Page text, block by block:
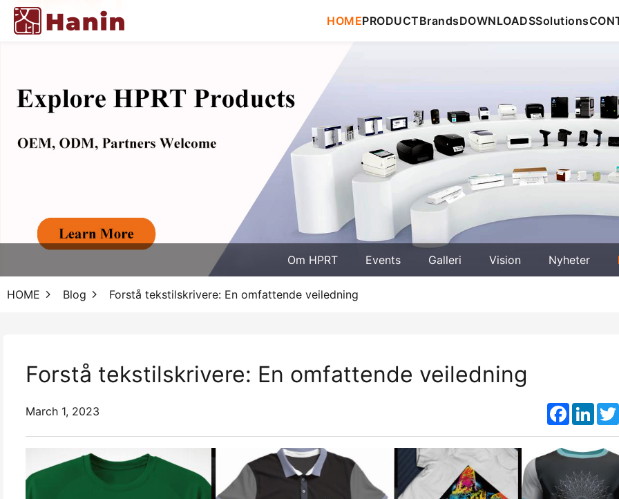
HOMEPRODUCTBrandsDOWNLOADSSolutions
Om HPRT Events Galleri Vision Nyheter
HOME Blog Forstå tekstilskrivere: En omfattende veiledning
Forstå tekstilskrivere: En omfattende veiledning
March 1, 2023 Facebook